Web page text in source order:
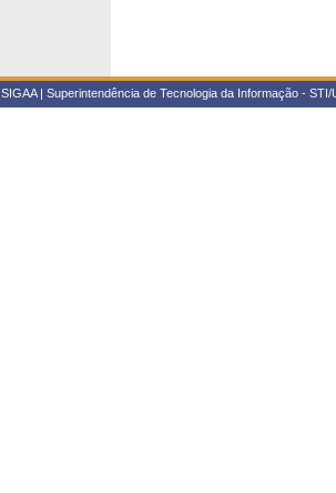
SIGAA | Superintendência de Tecnologia da Informação -